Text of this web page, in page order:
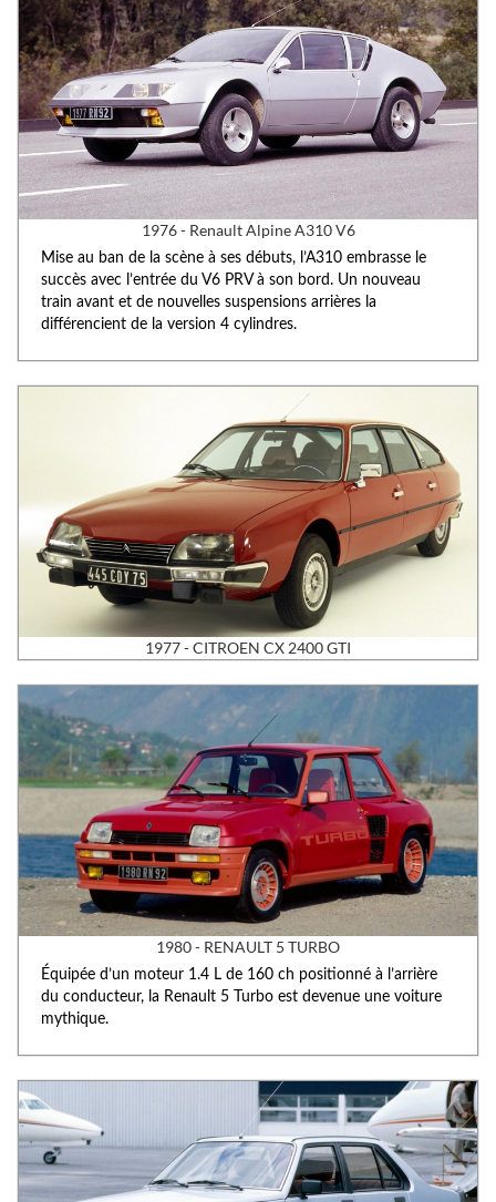
1976 - Renault Alpine A310 V6
Mise au ban de la scène à ses débuts, l’A310 embrasse le
succès avec l’entrée du V6 PRV à son bord. Un nouveau
train avant et de nouvelles suspensions arrières la
différencient de la version 4 cylindres.
1977 - CITROEN CX 2400 GTI
1980 - RENAULT 5 TURBO
Équipée d’un moteur 1.4 L de 160 ch positionné à l’arrière
du conducteur, la Renault 5 Turbo est devenue une voiture
mythique.